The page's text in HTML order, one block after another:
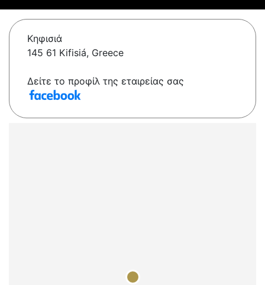
Κηφισιά
145 61 Kifisiá, Greece
Δείτε το προφίλ της εταιρείας σας